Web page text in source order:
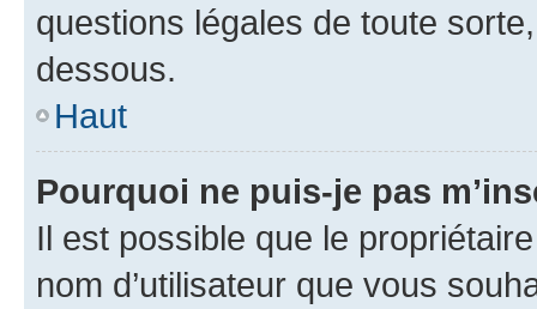
questions légales de toute
dessous.
Haut
Pourquoi ne puis-je pas
Il est possible que le
nom d’utilisateur que vous